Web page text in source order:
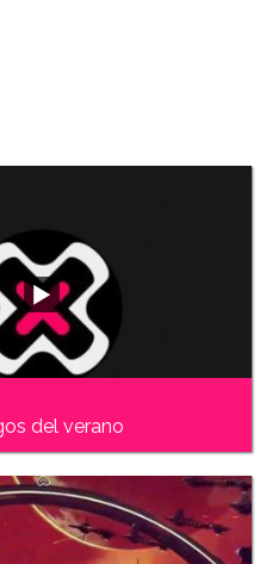
del verano